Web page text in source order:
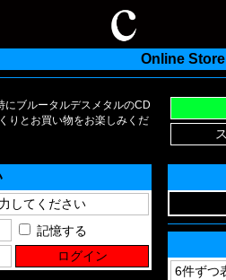
Online Store
にブルータルデスメタルのCD
りとお買い物をお楽しみくだ
記憶する